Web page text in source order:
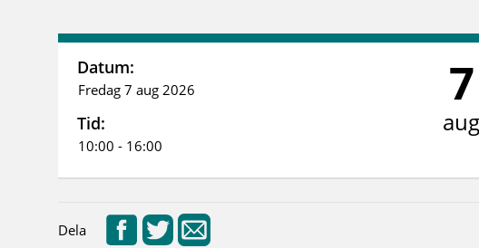
Datum:
Fredag 7 aug 2026
Tid:
10:00 - 16:00
7
aug
Dela